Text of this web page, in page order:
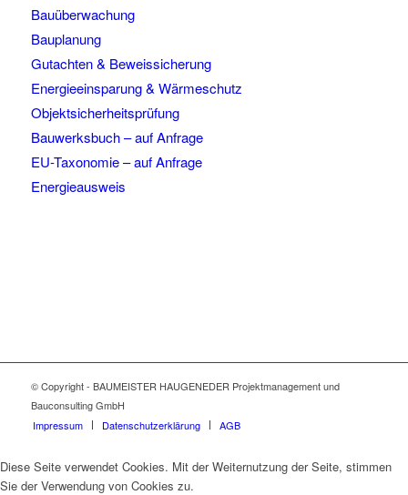
Bauüberwachung
Bauplanung
Gutachten & Beweissicherung
Energieeinsparung & Wärmeschutz
Objektsicherheitsprüfung
Bauwerksbuch – auf Anfrage
EU-Taxonomie – auf Anfrage
Energieausweis
© Copyright - BAUMEISTER HAUGENEDER Projektmanagement und
Bauconsulting GmbH
Impressum
Datenschutzerklärung AGB
Diese Seite verwendet Cookies. Mit der Weiternutzung der Seite, stimmen
Sie der Verwendung von Cookies zu.